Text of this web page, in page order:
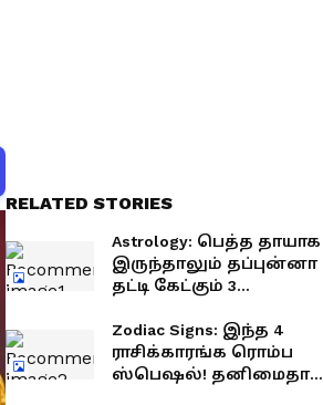
RELATED STORIES
Astrology: பெத்த தாயாக
இருந்தாலும் தப்புன்னா
தட்டி கேட்கும் 3
இருக்கா?
Zodiac Signs: இந்த 4
ராசிக்காரங்க ரொம்ப
ஸ்பெஷல்! தனிமைதான்